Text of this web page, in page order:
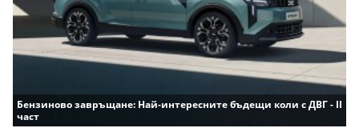
Бензиново завръщане: Най-интересните бъдещи коли с ДВГ - II
част